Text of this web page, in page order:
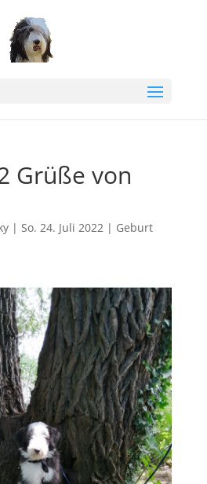
Grüße von
| So. 24. Juli 2022| Geburt